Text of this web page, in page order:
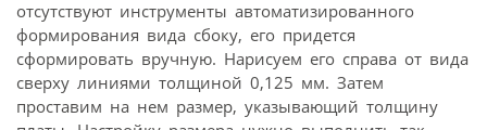
отсутствуют инструменты автоматизированного
формирования вида сбоку, его придется
сформировать вручную. Нарисуем его справа от вида
сверху линиями толщиной 0,125 мм. Затем
проставим на нем размер, указывающий толщину